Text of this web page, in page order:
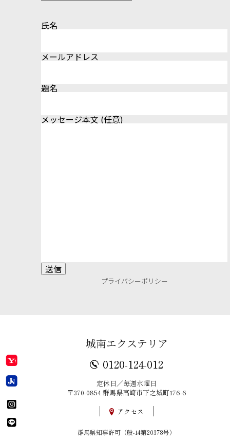
氏名
メールアドレス
題名
メッセージ本文 (任意)
プライバシーポリシー
城南エクステリア
0120-124-012
定休日／毎週水曜日
〒370-0854 群馬県高崎市下之城町176-6
アクセス
群馬県知事許可（般-14第20378号）